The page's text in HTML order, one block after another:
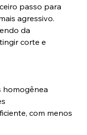
passo para
agressivo.
da
corte e
homogênea
com menos